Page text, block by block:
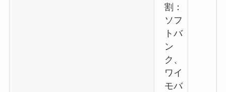
割：
ソフ
トバ
ン
ク、
ワイ
モバ